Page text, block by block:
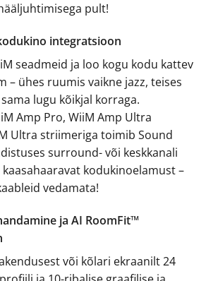
pult!
integratsioon
seadmeid ja loo kogu kodu kattev
– ühes ruumis vaikne jazz, teises
lugu kõikjal korraga.
Amp Pro, WiiM Amp Ultra
Ultra striimeriga toimib Sound
surround- või keskkanali
kodukinoelamust –
vedamata!
ja AI RoomFit™
või kõlari ekraanilt 24